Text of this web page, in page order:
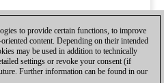
to provide certain functions, to improve
content. Depending on their intended
may be used in addition to technically
settings or revoke your consent (if
Further information can be found in our